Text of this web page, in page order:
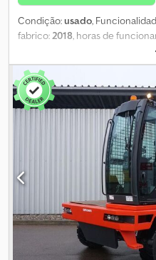
Condição:usado,
fabrico:2018, horas de
, altura de
2 170 mm, tipo de combustível:
cor:azul , O Baumann ELX50
garfos, fabricado em 2018,
utilização. Possui cabine
Chsdpfezpwp Eox Aqwea